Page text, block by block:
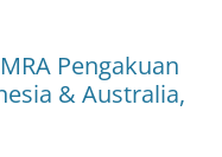
Pengakuan
& Australia,